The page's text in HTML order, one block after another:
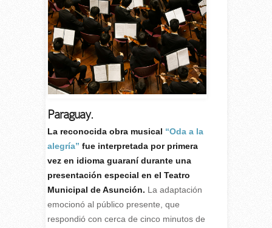
Paraguay.
La reconocida obra musical “Oda a la
alegría” fue interpretada por primera
vez en idioma guaraní durante una
presentación especial en el Teatro
Municipal de Asunción. La adaptación
emocionó al público presente, que
respondió con cerca de cinco minutos de